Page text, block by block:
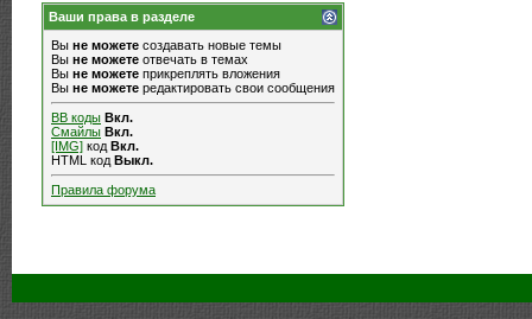
Ваши права в разделе
Вы не можете создавать новые темы
Вы не можете отвечать в темах
Вы не можете прикреплять вложения
Вы не можете редактировать свои сообщения
BB коды Вкл.
Смайлы Вкл.
[IMG] код Вкл.
HTML код Выкл.
Правила форума